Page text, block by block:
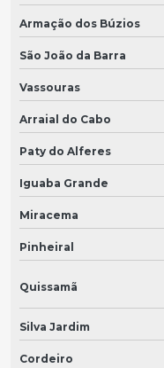
Armação dos Búzios
São João da Barra
Vassouras
Arraial do Cabo
Paty do Alferes
Iguaba Grande
Miracema
Pinheiral
Quissamã
Silva Jardim
Cordeiro